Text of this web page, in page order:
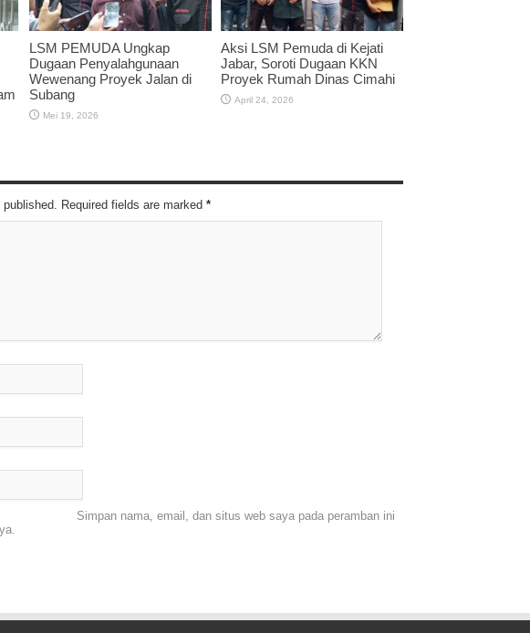
LSM PEMUDA Ungkap
Dugaan Penyalahgunaan
Wewenang Proyek Jalan di
Subang
Mei 19, 2026
Aksi LSM Pemuda di Kejati
Jabar, Soroti Dugaan KKN
Proyek Rumah Dinas Cimahi
April 24, 2026
Required fields are marked *
Simpan nama, email, dan situs web saya pada peramban ini